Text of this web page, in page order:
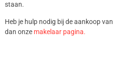
staan.
Heb je hulp nodig bij de aankoop
dan onze makelaar pagina.